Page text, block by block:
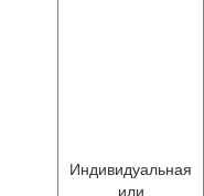
Индивидуальная
или